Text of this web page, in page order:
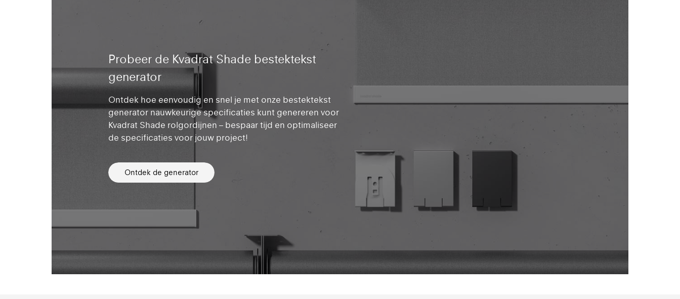
Probeer de Kvadrat Shade bestektekst
generator
Ontdek hoe eenvoudig en snel je met onze bestektekst
generator nauwkeurige specificaties kunt genereren voor
Kvadrat Shade rolgordijnen – bespaar tijd en optimaliseer
de specificaties voor jouw project!
Ontdek de generator